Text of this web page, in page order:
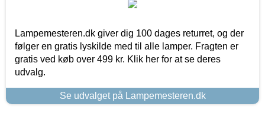
Lampemesteren.dk giver dig 100 dages returret, og der
følger en gratis lyskilde med til alle lamper. Fragten er
gratis ved køb over 499 kr. Klik her for at se deres
udvalg.
Se udvalget på Lampemesteren.dk